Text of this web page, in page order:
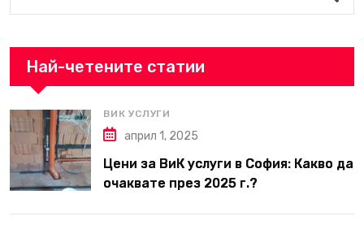
Най-четените статии
ВИК УСЛУГИ
април 1, 2025
Цени за ВиК услуги в София: Какво да
очаквате през 2025 г.?